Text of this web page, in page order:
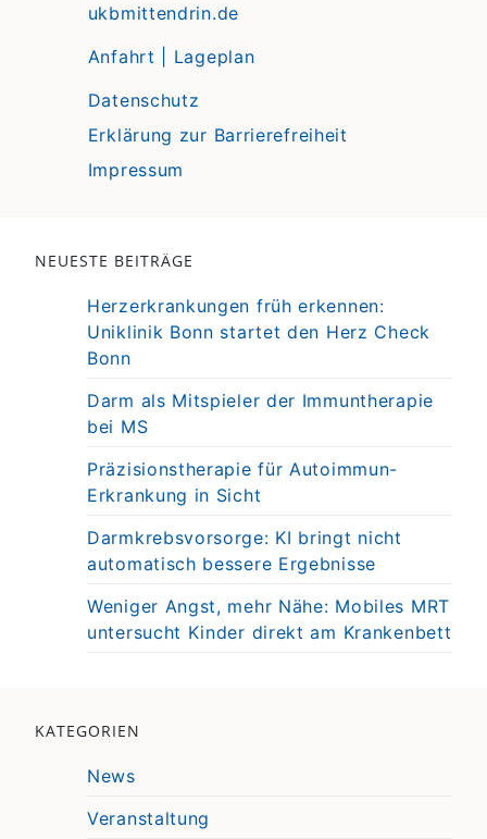
ukbmittendrin.de
Anfahrt | Lageplan
Datenschutz
Erklärung zur Barrierefreiheit
Impressum
NEUESTE BEITRÄGE
Herzerkrankungen früh erkennen:
Uniklinik Bonn startet den Herz Check
Bonn
Darm als Mitspieler der Immuntherapie
bei MS
Präzisionstherapie für Autoimmun-
Erkrankung in Sicht
Darmkrebsvorsorge: KI bringt nicht
automatisch bessere Ergebnisse
Weniger Angst, mehr Nähe: Mobiles MRT
untersucht Kinder direkt am Krankenbett
KATEGORIEN
News
Veranstaltung